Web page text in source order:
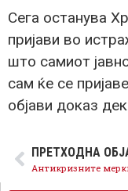
Сега останува
пријави во
што самиот
сам ќе се
објави доказ
ПРЕТХОДНА